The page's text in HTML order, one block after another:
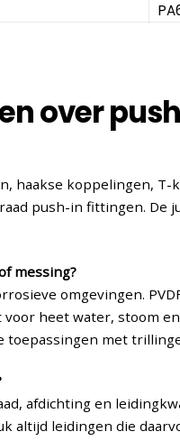
over
haakse koppelingen,
push-in fittingen. De
messing?
omgevingen.
heet water, stoom
met
afdichting en
altijd leidingen die